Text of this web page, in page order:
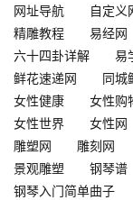
网址导航
自定义
精雕教程
易经网
六十四卦详解
易
鲜花速递网
同城
女性健康
女性购
女性世界
女性网
雕塑网
雕刻网
景观雕塑
钢琴谱
钢琴入门简单曲子